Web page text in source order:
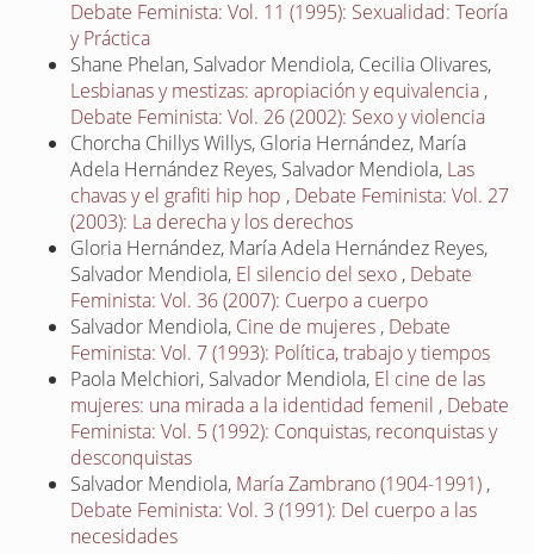
Debate Feminista: Vol. 11 (1995): Sexualidad: Teoría
y Práctica
Shane Phelan, Salvador Mendiola, Cecilia Olivares,
Lesbianas y mestizas: apropiación y equivalencia ,
Debate Feminista: Vol. 26 (2002): Sexo y violencia
Chorcha Chillys Willys, Gloria Hernández, María
Adela Hernández Reyes, Salvador Mendiola, Las
chavas y el grafiti hip hop , Debate Feminista: Vol. 27
(2003): La derecha y los derechos
Gloria Hernández, María Adela Hernández Reyes,
Salvador Mendiola, El silencio del sexo , Debate
Feminista: Vol. 36 (2007): Cuerpo a cuerpo
Salvador Mendiola, Cine de mujeres , Debate
Feminista: Vol. 7 (1993): Política, trabajo y tiempos
Paola Melchiori, Salvador Mendiola, El cine de las
mujeres: una mirada a la identidad femenil , Debate
Feminista: Vol. 5 (1992): Conquistas, reconquistas y
desconquistas
Salvador Mendiola, María Zambrano (1904-1991) ,
Debate Feminista: Vol. 3 (1991): Del cuerpo a las
necesidades